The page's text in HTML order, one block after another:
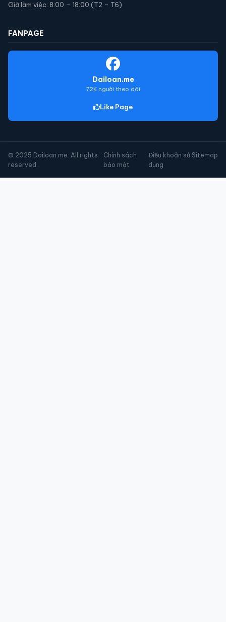
Giờ làm việc: 8:00 – 18:00 (T2 – T6)
FANPAGE
Dailoan.me
72K người theo dõi
Like Page
© 2025 Dailoan.me. All rights
reserved.
Chính sách
bảo mật
Điều khoản sử
dụng
Sitemap